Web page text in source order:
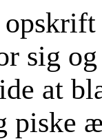
sig
at
piske